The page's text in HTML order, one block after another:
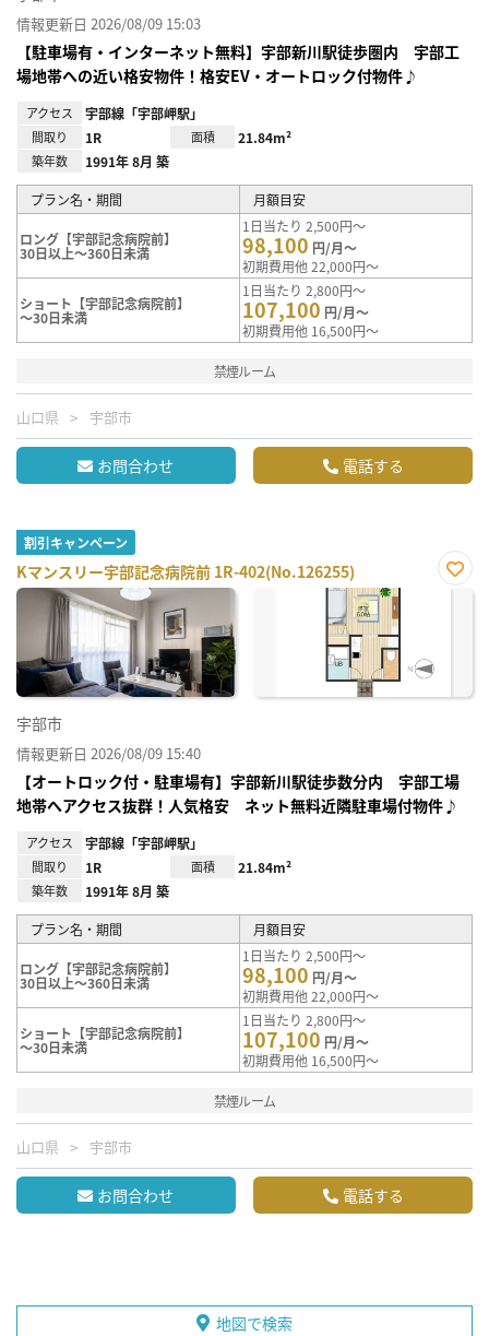
情報更新日 2026/08/09 15:03
【駐車場有・インターネット無料】宇部新川駅徒歩圏内 宇部工
場地帯への近い格安物件！格安EV・オートロック付物件♪
アクセス 宇部線「宇部岬駅」
間取り 1R 面積 21.84m²
築年数 1991年 8月 築
プラン名・期間 月額目安
ロング【宇部記念病院前】
30日以上～360日未満
1日当たり 2,500円～
98,100 円/月～
初期費用他 22,000円～
ショート【宇部記念病院前】
～30日未満
1日当たり 2,800円～
107,100 円/月～
初期費用他 16,500円～
禁煙ルーム
山口県 宇部市
お問合わせ 電話する
割引キャンペーン
Kマンスリー宇部記念病院前 1R-402(No.126255)
お気
宇部市
情報更新日 2026/08/09 15:40
【オートロック付・駐車場有】宇部新川駅徒歩数分内 宇部工場
地帯へアクセス抜群！人気格安 ネット無料近隣駐車場付物件♪
アクセス 宇部線「宇部岬駅」
間取り 1R 面積 21.84m²
築年数 1991年 8月 築
プラン名・期間 月額目安
ロング【宇部記念病院前】
30日以上～360日未満
1日当たり 2,500円～
98,100 円/月～
初期費用他 22,000円～
ショート【宇部記念病院前】
～30日未満
1日当たり 2,800円～
107,100 円/月～
初期費用他 16,500円～
禁煙ルーム
山口県 宇部市
お問合わせ 電話する
地図で検索